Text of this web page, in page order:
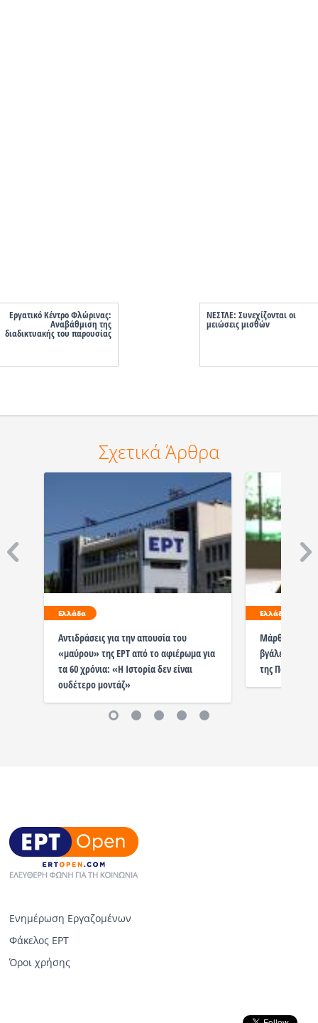
Εργατικό Κέντρο Φλώρινας:
Αναβάθμιση της
διαδικτυακής του παρουσίας
ΝΕΣΤΛΕ: Συνεχίζονται oι
μειώσεις μισθών
Σχετικά Άρθρα
Ελλάδα
Αντιδράσεις για την απουσία του
«μαύρου» της ΕΡΤ από το αφιέρωμα για
τα 60 χρόνια: «Η Ιστορία δεν είναι
ουδέτερο μοντάζ»
Ελλάδα
Μάρθα
βγάλει την
της
Ενημέρωση Εργαζομένων
Φάκελος ΕΡΤ
Όροι χρήσης